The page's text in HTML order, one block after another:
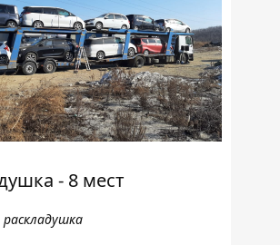
- 8 мест